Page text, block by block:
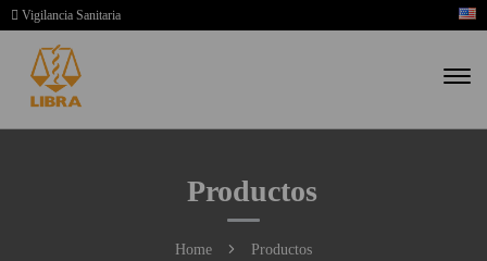
Vigilancia Sanitaria
Productos
Home Productos